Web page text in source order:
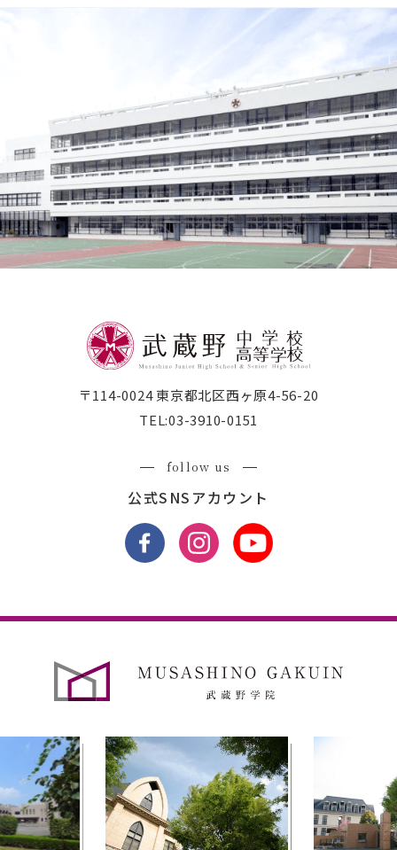
〒114-0024 東京都北区西ヶ原4-56-20
TEL:03-3910-0151
follow us
公式SNSアカウント